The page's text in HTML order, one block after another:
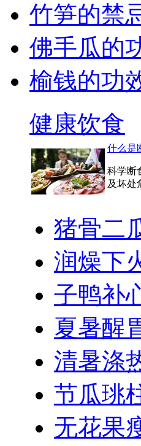
竹笋的禁
佛手瓜的
榆钱的功
健康饮食
什么是
科学断
及坏处
猪骨二
润燥下
子鸭补
夏暑醒
清暑涤
节瓜珧
无花果